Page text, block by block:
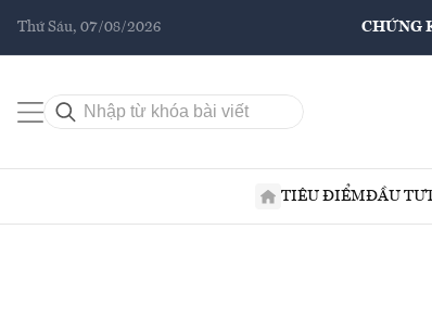
Thứ Sáu, 07/08/2026 CHỨNG
TIÊU ĐIỂMĐẦU TƯ